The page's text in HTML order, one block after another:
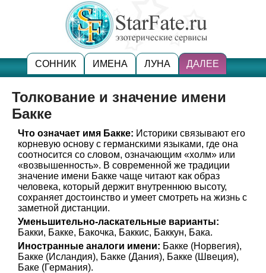
СОННИК ИМЕНА ЛУНА ДАЛЕЕ
Толкование и значение имени
Бакке
Что означает имя Бакке: Историки связывают его
корневую основу с германскими языками, где она
соотносится со словом, означающим «холм» или
«возвышенность». В современной же традиции
значение имени Бакке чаще читают как образ
человека, который держит внутреннюю высоту,
сохраняет достоинство и умеет смотреть на жизнь с
заметной дистанции.
Уменьшительно-ласкательные варианты:
Бакки, Бакке, Бакочка, Баккис, Баккун, Бака.
Иностранные аналоги имени: Бакке (Норвегия),
Бакке (Исландия), Бакке (Дания), Бакке (Швеция),
Баке (Германия).